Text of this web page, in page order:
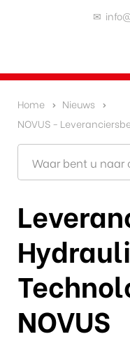
✉
Home
Nieuws
NOVUS -
NOVUS